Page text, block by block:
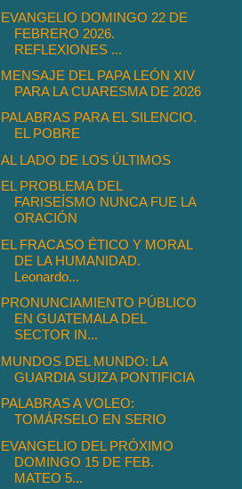
EVANGELIO DOMINGO 22 DE
FEBRERO 2026.
REFLEXIONES ...
MENSAJE DEL PAPA LEÓN XIV
PARA LA CUARESMA DE 2026
PALABRAS PARA EL SILENCIO.
EL POBRE
AL LADO DE LOS ÚLTIMOS
EL PROBLEMA DEL
FARISEÍSMO NUNCA FUE LA
ORACIÓN
EL FRACASO ÉTICO Y MORAL
DE LA HUMANIDAD.
Leonardo...
PRONUNCIAMIENTO PÚBLICO
EN GUATEMALA DEL
SECTOR IN...
MUNDOS DEL MUNDO: LA
GUARDIA SUIZA PONTIFICIA
PALABRAS A VOLEO:
TOMÁRSELO EN SERIO
EVANGELIO DEL PRÓXIMO
DOMINGO 15 DE FEB.
MATEO 5...